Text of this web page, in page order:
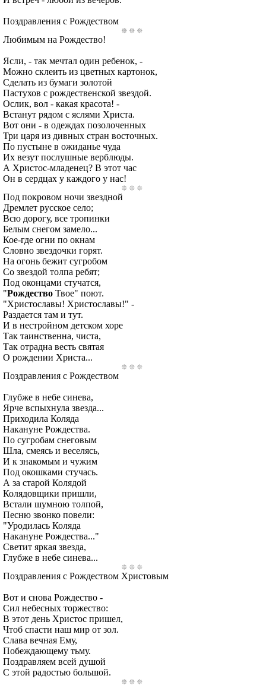
Поздравления с Рождеством
Любимым на Рождество!
Ясли, - так мечтал один ребенок, -
Можно склеить из цветных картонок,
Сделать из бумаги золотой
Пастухов с рождественской звездой.
Ослик, вол - какая красота! -
Встанут рядом с яслями Христа.
Вот они - в одеждах позолоченных
Три царя из дивных стран восточных.
По пустыне в ожиданье чуда
Их везут послушные верблюды.
А Христос-младенец? В этот час
Он в сердцах у каждого у нас!
Под покровом ночи звездной
Дремлет русское село;
Всю дорогу, все тропинки
Белым снегом замело...
Кое-где огни по окнам
Словно звездочки горят.
На огонь бежит сугробом
Со звездой толпа ребят;
Под оконцами стучатся,
"Рождество Твое" поют.
"Христославы! Христославы!" -
Раздается там и тут.
И в нестройном детском хоре
Так таинственна, чиста,
Так отрадна весть святая
О рождении Христа...
Поздравления с Рождеством
Глубже в небе синева,
Ярче вспыхнула звезда...
Приходила Коляда
Накануне Рождества.
По сугробам снеговым
Шла, смеясь и веселясь,
И к знакомым и чужим
Под окошками стучась.
А за старой Колядой
Колядовщики пришли,
Встали шумною толпой,
Песню звонко повели:
"Уродилась Коляда
Накануне Рождества..."
Светит яркая звезда,
Глубже в небе синева...
Поздравления с Рождеством Христовым
Вот и снова Рождество -
Сил небесных торжество:
В этот день Христос пришел,
Чтоб спасти наш мир от зол.
Слава вечная Ему,
Побеждающему тьму.
Поздравляем всей душой
С этой радостью большой.